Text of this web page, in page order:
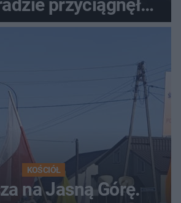
przyciągnęła
tłumy
KOŚCIÓŁ
na Jasną Górę.